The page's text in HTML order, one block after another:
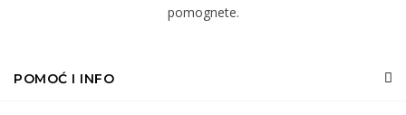
pomognete.
POMOĆ I INFO